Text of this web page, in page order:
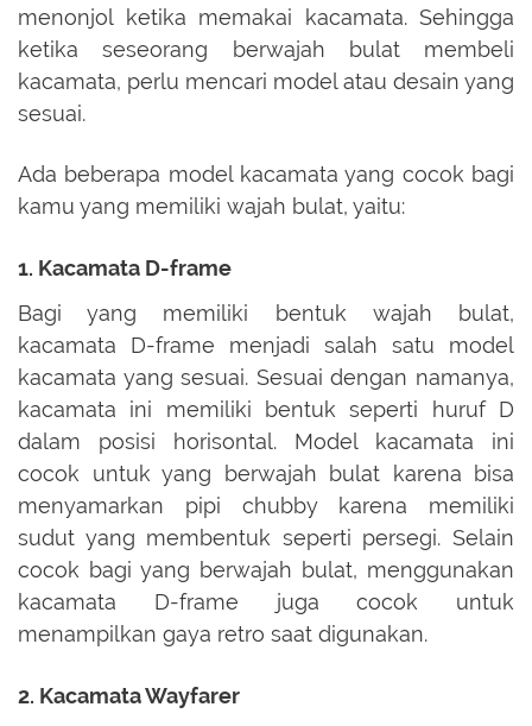
menonjol ketika memakai kacamata. Sehingga
ketika seseorang berwajah bulat membeli
kacamata, perlu mencari model atau desain yang
sesuai.
Ada beberapa model kacamata yang cocok bagi
kamu yang memiliki wajah bulat, yaitu:
1. Kacamata D-frame
Bagi yang memiliki bentuk wajah bulat,
kacamata D-frame menjadi salah satu model
kacamata yang sesuai. Sesuai dengan namanya,
kacamata ini memiliki bentuk seperti huruf D
dalam posisi horisontal. Model kacamata ini
cocok untuk yang berwajah bulat karena bisa
menyamarkan pipi chubby karena memiliki
sudut yang membentuk seperti persegi. Selain
cocok bagi yang berwajah bulat, menggunakan
kacamata D-frame juga cocok untuk
menampilkan gaya retro saat digunakan.
2. Kacamata Wayfarer